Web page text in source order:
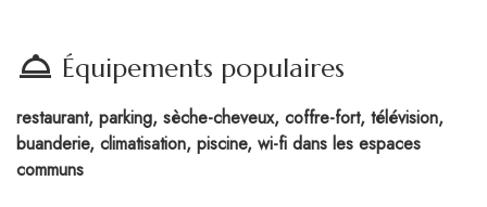
room_service Équipements populaires
restaurant, parking, sèche-cheveux, coffre-fort, télévision,
buanderie, climatisation, piscine, wi-fi dans les espaces
communs